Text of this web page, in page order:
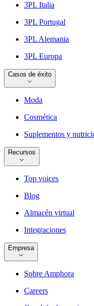
3PL Italia
3PL Portugal
3PL Alemania
3PL Europa
Casos de éxito
Moda
Cosmética
Suplementos y
Recursos
Top voices
Blog
Almacén virtual
Integraciones
Empresa
Sobre Amphora
Careers